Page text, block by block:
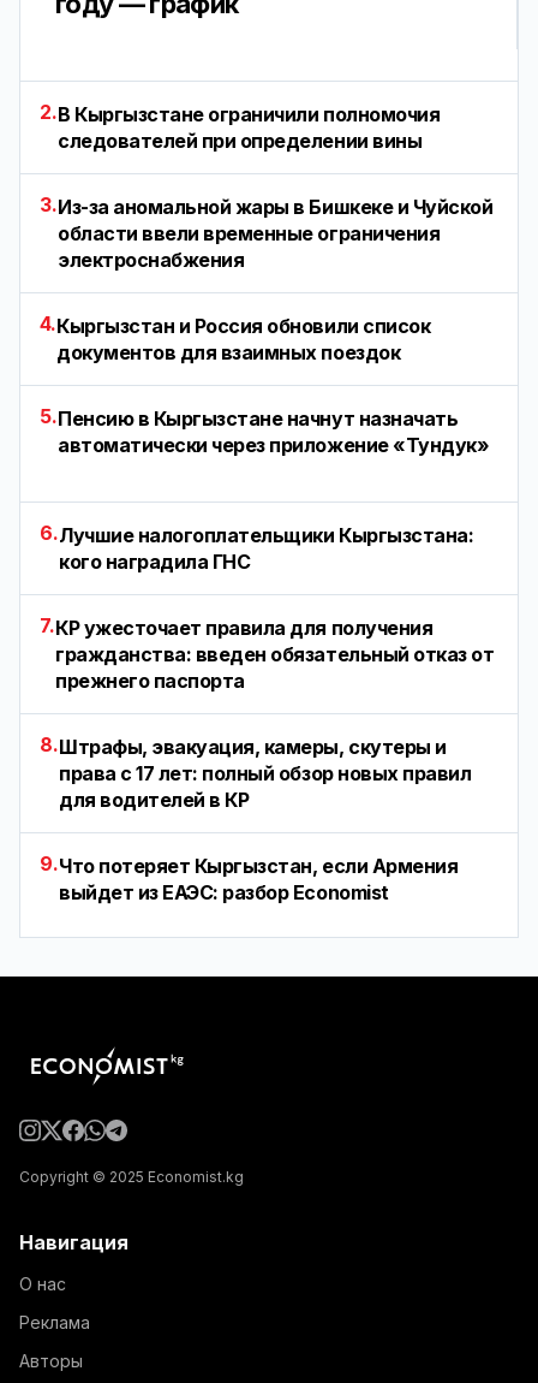
2.В Кыргызстане ограничили полномочия
следователей при определении вины
3.Из-за аномальной жары в Бишкеке и Чуйской
области ввели временные ограничения
электроснабжения
4.Кыргызстан и Россия обновили список
документов для взаимных поездок
5.Пенсию в Кыргызстане начнут назначать
автоматически через приложение «Тундук»
6.Лучшие налогоплательщики Кыргызстана:
кого наградила ГНС
7.КР ужесточает правила для получения
гражданства: введен обязательный отказ от
прежнего паспорта
8.Штрафы, эвакуация, камеры, скутеры и
права с 17 лет: полный обзор новых правил
для водителей в КР
9.Что потеряет Кыргызстан, если Армения
выйдет из ЕАЭС: разбор Economist
Copyright © 2025 Economist.kg
Навигация
О нас
Реклама
Авторы